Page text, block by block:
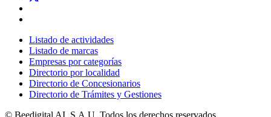
Listado de actividades
Listado de marcas
Empresas por categorías
Directorio por localidad
Directorio de Concesionarios
Directorio de Trámites y Gestiones
© Beedigital AI, S.A.U. Todos los derechos reservados.